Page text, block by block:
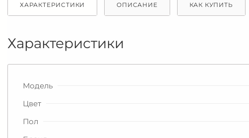
ХАРАКТЕРИСТИКИ ОПИСАНИЕ КАК КУПИТЬ
Характеристики
Модель
Цвет
Пол